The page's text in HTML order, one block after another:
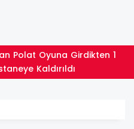
Kaldırıldı